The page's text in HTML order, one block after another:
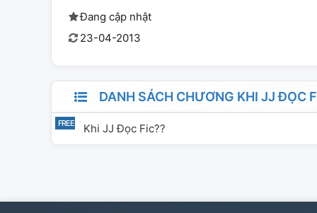
Đang cập nhật
23-04-2013
DANH SÁCH CHƯƠNG KHI JJ ĐỌC
Khi JJ Đọc Fic??